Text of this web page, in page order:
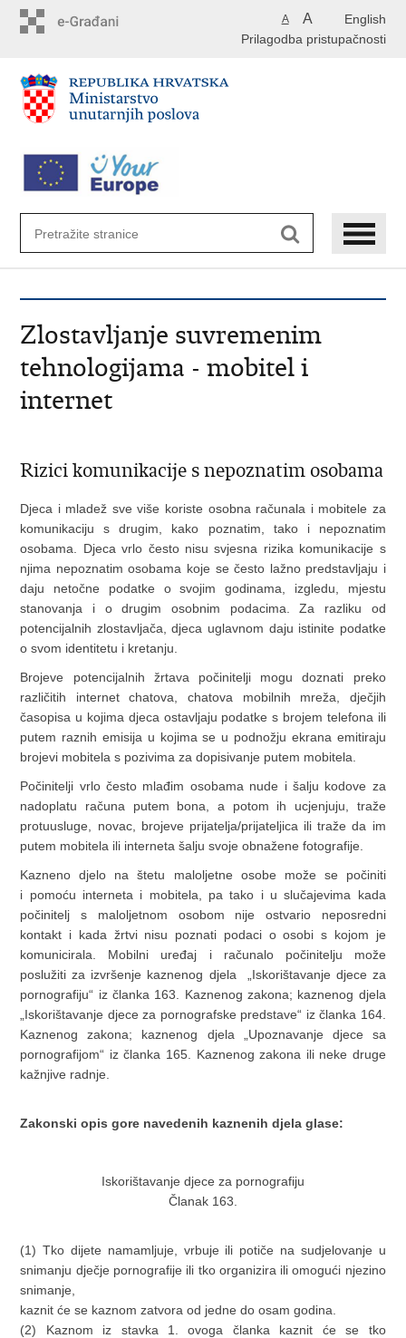
English
A A
Prilagodba pristupačnosti
Zlostavljanje suvremenim
tehnologijama - mobitel i
internet
Rizici komunikacije s nepoznatim osobama
Djeca i mladež sve više koriste osobna računala i mobitele za
komunikaciju s drugim, kako poznatim, tako i nepoznatim
osobama. Djeca vrlo često nisu svjesna rizika komunikacije s
njima nepoznatim osobama koje se često lažno predstavljaju i
daju netočne podatke o svojim godinama, izgledu, mjestu
stanovanja i o drugim osobnim podacima. Za razliku od
potencijalnih zlostavljača, djeca uglavnom daju istinite podatke
o svom identitetu i kretanju.
Brojeve potencijalnih žrtava počinitelji mogu doznati preko
različitih internet chatova, chatova mobilnih mreža, dječjih
časopisa u kojima djeca ostavljaju podatke s brojem telefona ili
putem raznih emisija u kojima se u podnožju ekrana emitiraju
brojevi mobitela s pozivima za dopisivanje putem mobitela.
Počinitelji vrlo često mlađim osobama nude i šalju kodove za
nadoplatu računa putem bona, a potom ih ucjenjuju, traže
protuusluge, novac, brojeve prijatelja/prijateljica ili traže da im
putem mobitela ili interneta šalju svoje obnažene fotografije.
Kazneno djelo na štetu maloljetne osobe može se počiniti
i pomoću interneta i mobitela, pa tako i u slučajevima kada
počinitelj s maloljetnom osobom nije ostvario neposredni
kontakt i kada žrtvi nisu poznati podaci o osobi s kojom je
komunicirala. Mobilni uređaj i računalo počinitelju može
poslužiti za izvršenje kaznenog djela „Iskorištavanje djece za
pornografiju“ iz članka 163. Kaznenog zakona; kaznenog djela
„Iskorištavanje djece za pornografske predstave“ iz članka 164.
Kaznenog zakona; kaznenog djela „Upoznavanje djece sa
pornografijom“ iz članka 165. Kaznenog zakona ili neke druge
kažnjive radnje.
Zakonski opis gore navedenih kaznenih djela glase:
Iskorištavanje djece za pornografiju
Članak 163.
(1) Tko dijete namamljuje, vrbuje ili potiče na sudjelovanje u
snimanju dječje pornografije ili tko organizira ili omogući njezino
snimanje,
kaznit će se kaznom zatvora od jedne do osam godina.
(2) Kaznom iz stavka 1. ovoga članka kaznit će se tko